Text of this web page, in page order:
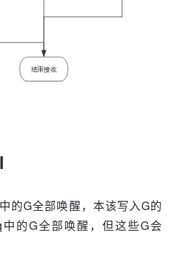
的G全部唤醒，本该写入G的
的G全部唤醒，但这些G会